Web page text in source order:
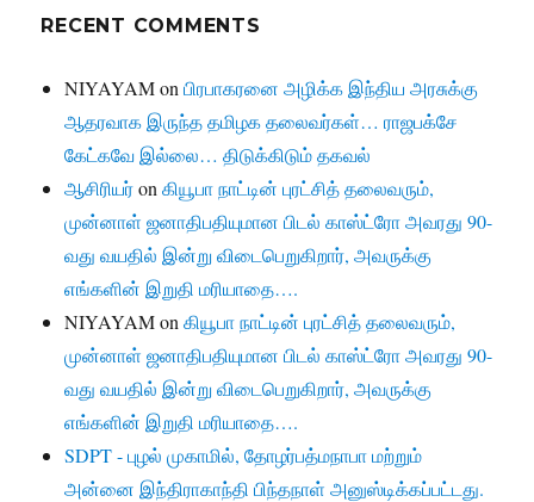
RECENT COMMENTS
NIYAYAMonபிரபாகரனை அழிக்க இந்திய அரசுக்கு
ஆதரவாக இருந்த தமிழக தலைவர்கள்… ராஜபக்சே
கேட்கவே இல்லை… திடுக்கிடும் தகவல்
ஆசிரியர்onகியூபா நாட்டின் புரட்சித் தலைவரும்,
முன்னாள் ஜனாதிபதியுமான பிடல் காஸ்ட்ரோ அவரது 90-
வது வயதில் இன்று விடைபெறுகிறார், அவருக்கு
எங்களின் இறுதி மரியாதை….
NIYAYAMonகியூபா நாட்டின் புரட்சித் தலைவரும்,
முன்னாள் ஜனாதிபதியுமான பிடல் காஸ்ட்ரோ அவரது 90-
வது வயதில் இன்று விடைபெறுகிறார், அவருக்கு
எங்களின் இறுதி மரியாதை….
SDPT - புழல் முகாமில், தோழர்பத்மநாபா மற்றும்
அன்னை இந்திராகாந்தி பிந்தநாள் அனுஸ்டிக்கப்பட்டது.